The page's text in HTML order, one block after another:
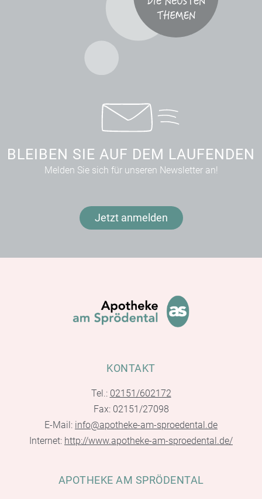
BLEIBEN SIE AUF DEM LAUFENDEN
Melden Sie sich für unseren Newsletter an!
Jetzt anmelden
KONTAKT
Tel.: 02151/602172
Fax: 02151/27098
E-Mail: info@apotheke-am-sproedental.de
Internet: http://www.apotheke-am-sproedental.de/
APOTHEKE AM SPRÖDENTAL